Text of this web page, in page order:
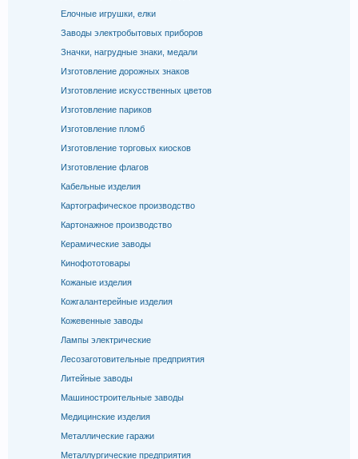
Елочные игрушки, елки
Заводы электробытовых приборов
Значки, нагрудные знаки, медали
Изготовление дорожных знаков
Изготовление искусственных цветов
Изготовление париков
Изготовление пломб
Изготовление торговых киосков
Изготовление флагов
Кабельные изделия
Картографическое производство
Картонажное производство
Керамические заводы
Кинофототовары
Кожаные изделия
Кожгалантерейные изделия
Кожевенные заводы
Лампы электрические
Лесозаготовительные предприятия
Литейные заводы
Машиностроительные заводы
Медицинские изделия
Металлические гаражи
Металлургические предприятия